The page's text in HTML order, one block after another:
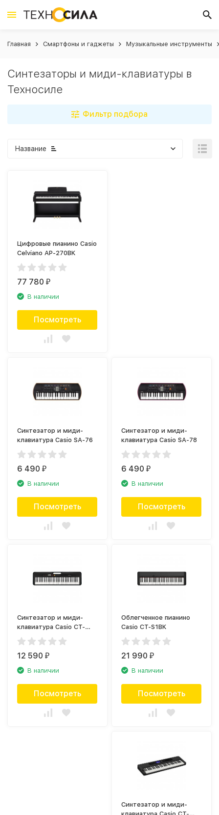
Главная Смартфоны и гаджеты Музыкальные инструменты
Синтезаторы и миди-клавиатуры в
Техносиле
Фильтр подбора
Название
Цифровые пианино Casio
Celviano AP-270BK
77 780₽
В наличии
Посмотреть
Синтезатор и миди-
клавиатура Casio SA-76
6 490₽
В наличии
Посмотреть
Синтезатор и миди-
клавиатура Casio SA-78
6 490₽
В наличии
Посмотреть
Синтезатор и миди-
клавиатура Casio CT-
S200BK
12 590₽
В наличии
Посмотреть
Облегченное пианино
Casio CT-S1BK
21 990₽
В наличии
Посмотреть
Синтезатор и миди-